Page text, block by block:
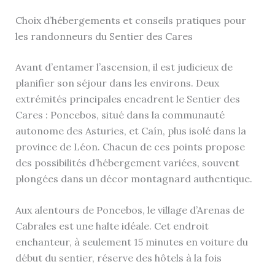
Choix d’hébergements et conseils pratiques pour
les randonneurs du Sentier des Cares
Avant d’entamer l’ascension, il est judicieux de
planifier son séjour dans les environs. Deux
extrémités principales encadrent le Sentier des
Cares : Poncebos, situé dans la communauté
autonome des Asturies, et Caín, plus isolé dans la
province de Léon. Chacun de ces points propose
des possibilités d’hébergement variées, souvent
plongées dans un décor montagnard authentique.
Aux alentours de Poncebos, le village d’Arenas de
Cabrales est une halte idéale. Cet endroit
enchanteur, à seulement 15 minutes en voiture du
début du sentier, réserve des hôtels à la fois